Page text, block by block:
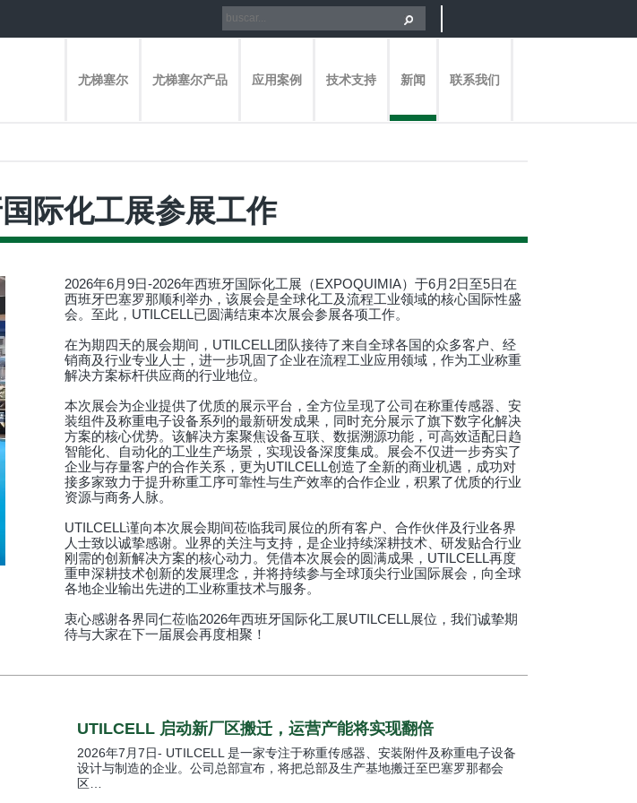
尤梯塞尔 尤梯塞尔产品 应用案例 技术支持 新闻 联系我们
际化工展参展工作
2026年6月9日-2026年西班牙国际化工展（EXPOQUIMIA）于6月2日至5日在
西班牙巴塞罗那顺利举办，该展会是全球化工及流程工业领域的核心国际性盛
会。至此，UTILCELL已圆满结束本次展会参展各项工作。
在为期四天的展会期间，UTILCELL团队接待了来自全球各国的众多客户、经
销商及行业专业人士，进一步巩固了企业在流程工业应用领域，作为工业称重
解决方案标杆供应商的行业地位。
本次展会为企业提供了优质的展示平台，全方位呈现了公司在称重传感器、安
装组件及称重电子设备系列的最新研发成果，同时充分展示了旗下数字化解决
方案的核心优势。该解决方案聚焦设备互联、数据溯源功能，可高效适配日趋
智能化、自动化的工业生产场景，实现设备深度集成。展会不仅进一步夯实了
企业与存量客户的合作关系，更为UTILCELL创造了全新的商业机遇，成功对
接多家致力于提升称重工序可靠性与生产效率的合作企业，积累了优质的行业
资源与商务人脉。
UTILCELL谨向本次展会期间莅临我司展位的所有客户、合作伙伴及行业各界
人士致以诚挚感谢。业界的关注与支持，是企业持续深耕技术、研发贴合行业
刚需的创新解决方案的核心动力。凭借本次展会的圆满成果，UTILCELL再度
重申深耕技术创新的发展理念，并将持续参与全球顶尖行业国际展会，向全球
各地企业输出先进的工业称重技术与服务。
衷心感谢各界同仁莅临2026年西班牙国际化工展UTILCELL展位，我们诚挚期
待与大家在下一届展会再度相聚！
UTILCELL 启动新厂区搬迁，运营产能将实现翻倍
2026年7月7日- UTILCELL 是一家专注于称重传感器、安装附件及称重电子设备
设计与制造的企业。公司总部宣布，将把总部及生产基地搬迁至巴塞罗那都会
区…